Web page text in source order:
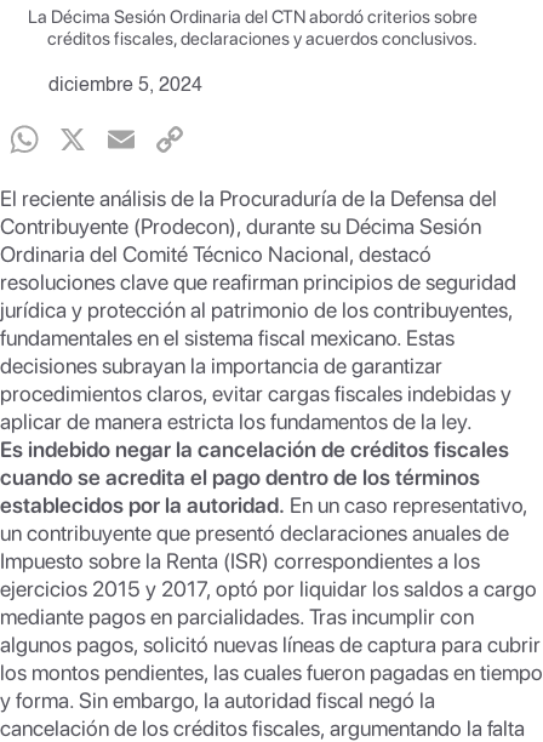
La Décima Sesión Ordinaria del CTN abordó criterios sobre
créditos fiscales, declaraciones y acuerdos conclusivos.
diciembre 5, 2024
W
at
s
A
p
p
X
E
ail p
y
Li
n
k
El reciente análisis de la Procuraduría de la Defensa del
Contribuyente (Prodecon), durante su Décima Sesión
Ordinaria del Comité Técnico Nacional, destacó
resoluciones clave que reafirman principios de seguridad
jurídica y protección al patrimonio de los contribuyentes,
fundamentales en el sistema fiscal mexicano. Estas
decisiones subrayan la importancia de garantizar
procedimientos claros, evitar cargas fiscales indebidas y
aplicar de manera estricta los fundamentos de la ley.
Es indebido negar la cancelación de créditos fiscales
cuando se acredita el pago dentro de los términos
establecidos por la autoridad. En un caso representativo,
un contribuyente que presentó declaraciones anuales de
Impuesto sobre la Renta (ISR) correspondientes a los
ejercicios 2015 y 2017, optó por liquidar los saldos a cargo
mediante pagos en parcialidades. Tras incumplir con
algunos pagos, solicitó nuevas líneas de captura para cubrir
los montos pendientes, las cuales fueron pagadas en tiempo
y forma. Sin embargo, la autoridad fiscal negó la
cancelación de los créditos fiscales, argumentando la falta